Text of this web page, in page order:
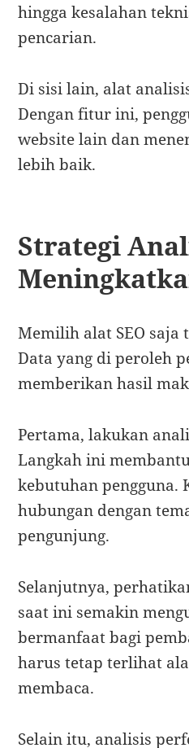
hingga kesalahan
pencarian.
Di sisi lain, alat
Dengan fitur ini,
website lain dan
lebih baik.
Strategi
Memilih alat SEO
Data yang di peroleh
memberikan hasil
Pertama, lakukan
Langkah ini
kebutuhan
hubungan dengan
pengunjung.
Selanjutnya,
saat ini semakin
bermanfaat bagi
harus tetap terlihat
membaca.
Selain itu, analisis